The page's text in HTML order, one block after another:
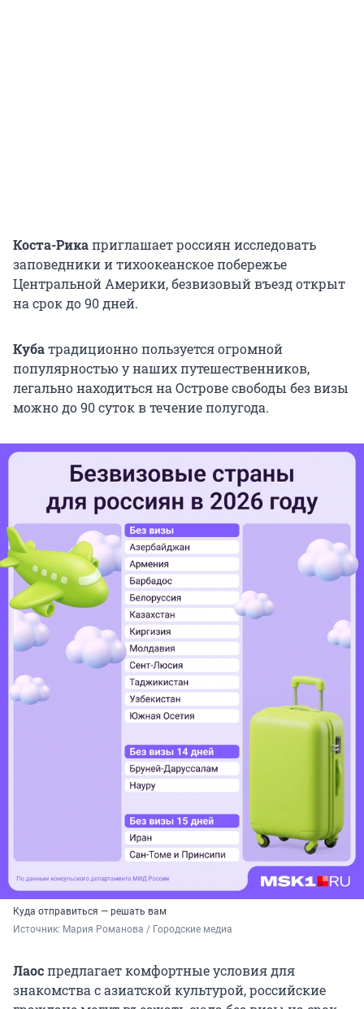
Коста-Рикаприглашает россиян исследовать
заповедники и тихоокеанское побережье
Центральной Америки, безвизовый въезд открыт
на срок до 90 дней.
Кубатрадиционно пользуется огромной
популярностью у наших путешественников,
легально находиться на Острове свободы без визы
можно до 90 суток в течение полугода.
Куда отправиться — решать вам
Источник: Мария Романова / Городские медиа
Лаоспредлагает комфортные условия для
знакомства с азиатской культурой, российские